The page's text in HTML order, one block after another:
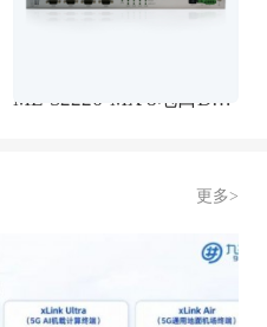
ME-S2226-MX 8电口DB9接口机架式网管型交换机
更多>